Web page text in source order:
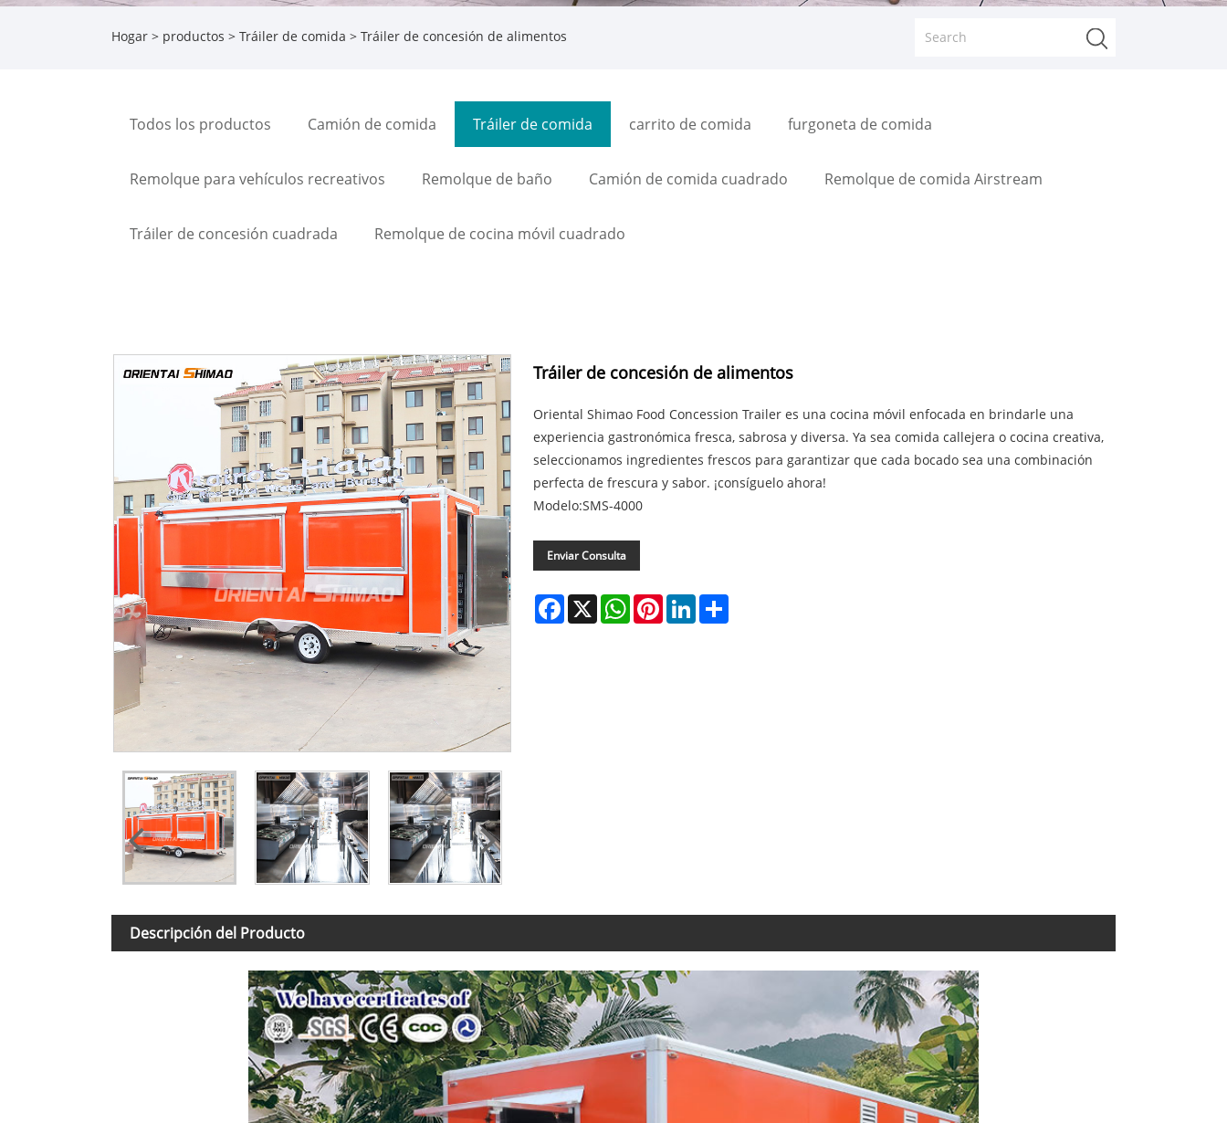
Hogar > productos > Tráiler de comida > Tráiler de concesión de alimentos
Todos los productos Camión de comida Tráiler de comida carrito de comida furgoneta de comida
Remolque para vehículos recreativos Remolque de baño Camión de comida cuadrado Remolque de comida Airstream
Tráiler de concesión cuadrada Remolque de cocina móvil cuadrado
Tráiler de concesión de alimentos
Oriental Shimao Food Concession Trailer es una cocina móvil enfocada en brindarle una
experiencia gastronómica fresca, sabrosa y diversa. Ya sea comida callejera o cocina creativa,
seleccionamos ingredientes frescos para garantizar que cada bocado sea una combinación
perfecta de frescura y sabor. ¡consíguelo ahora!
Modelo:SMS-4000
Enviar Consulta
Facebook
X WhatsAppPinterestLinkedIn
Descripción del Producto